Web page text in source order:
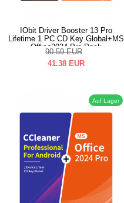
IObit Driver Booster 13 Pro
Lifetime 1 PC CD Key Global+MS
Office2024 Pro Pack
90.59 EUR
41.38 EUR
Auf Lager